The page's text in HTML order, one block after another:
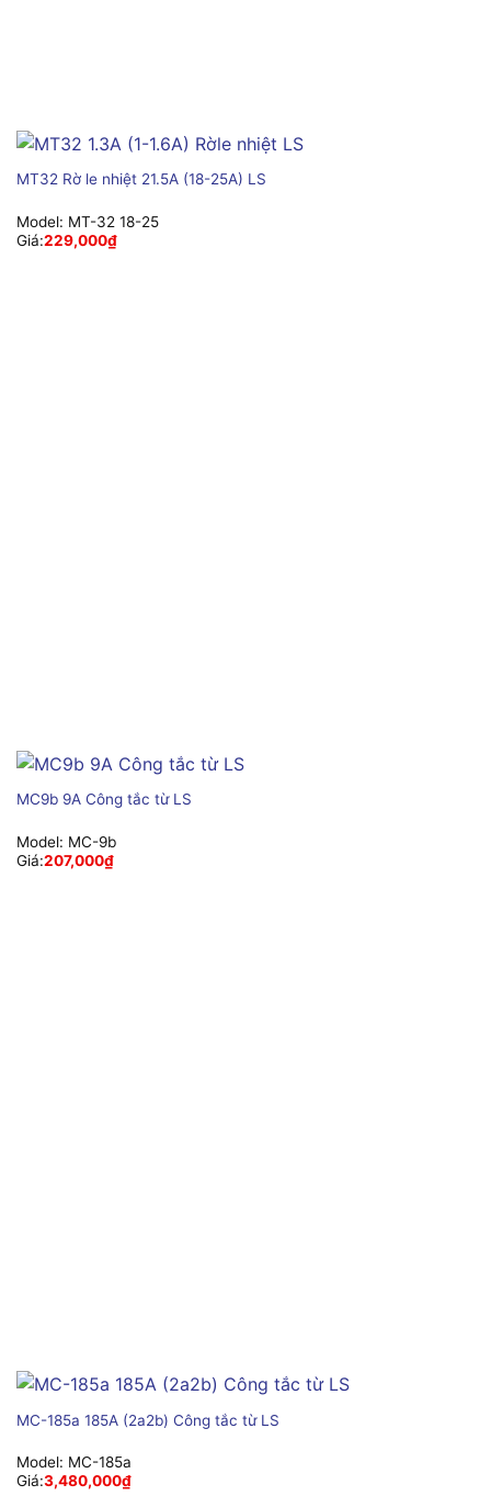
MT32 Rờ le nhiệt 21.5A (18-25A) LS
Model: MT-32 18-25
Giá:229,000₫
MC9b 9A Công tắc từ LS
Model: MC-9b
Giá:207,000₫
MC-185a 185A (2a2b) Công tắc từ LS
Model: MC-185a
Giá:3,480,000₫